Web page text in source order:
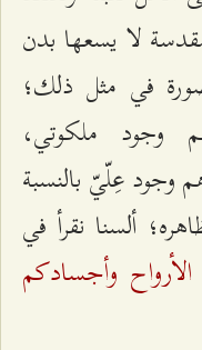
لا يسعها بدن
في مثل ذلك؛
وجود ملكوتي،
وجود عِلّيّ بالنسبة
ألسنا نقرأ في
وأجسادكم